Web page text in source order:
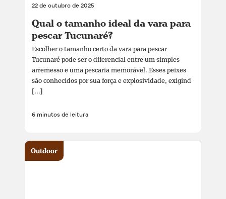
22 de outubro de 2025
Qual o tamanho ideal da vara para
pescar Tucunaré?
Escolher o tamanho certo da vara para pescar
Tucunaré pode ser o diferencial entre um simples
arremesso e uma pescaria memorável. Esses peixes
são conhecidos por sua força e explosividade, exigind
[...]
6 minutos de leitura
Outdoor